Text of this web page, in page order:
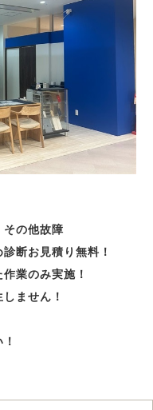
その他故障
断お見積り無料！
業のみ実施！
ません！